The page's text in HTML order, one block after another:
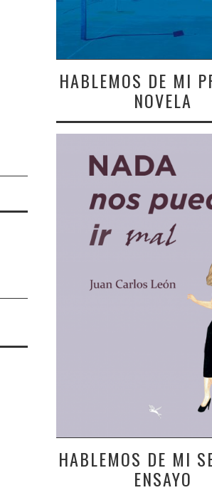
HABLEMOS DE MI
NOVELA
HABLEMOS DE MI
ENSAYO